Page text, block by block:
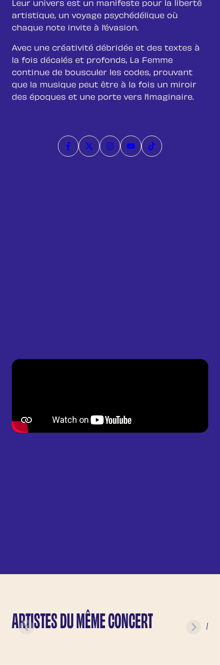
Leur univers est un manifeste pour la liberté
artistique, un voyage psychédélique où
chaque note invite à l’évasion.
Avec une créativité débridée et des textes à
la fois décalés et profonds, La Femme
continue de bousculer les codes, prouvant
que la musique peut être à la fois un miroir
des époques et une porte vers l’imaginaire.
Page Facebook
Compte Twitter
Compte Instagram
Page Youtube
Compte Tiktok
ARTISTES DU MÊME CONCERT /